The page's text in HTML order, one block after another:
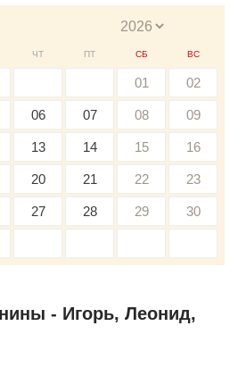
ЧТ ПТ СБ ВС
01 02
06 07 08 09
13 14 15 16
20 21 22 23
27 28 29 30
- Игорь, Леонид,